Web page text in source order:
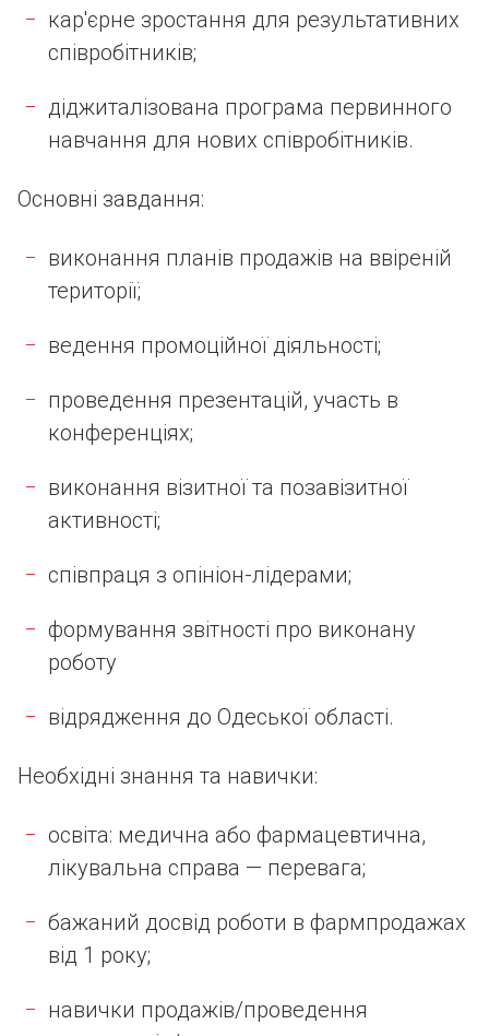
кар'єрне зростання для результативних
співробітників;
діджиталізована програма первинного
навчання для нових співробітників.
Основні завдання:
виконання планів продажів на ввіреній
території;
ведення промоційної діяльності;
проведення презентацій, участь в
конференціях;
виконання візитної та позавізитної
активності;
співпраця з опініон-лідерами;
формування звітності про виконану
роботу
відрядження до Одеської області.
Необхідні знання та навички:
освіта: медична або фармацевтична,
лікувальна справа — перевага;
бажаний досвід роботи в фармпродажах
від 1 року;
навички продажів/проведення